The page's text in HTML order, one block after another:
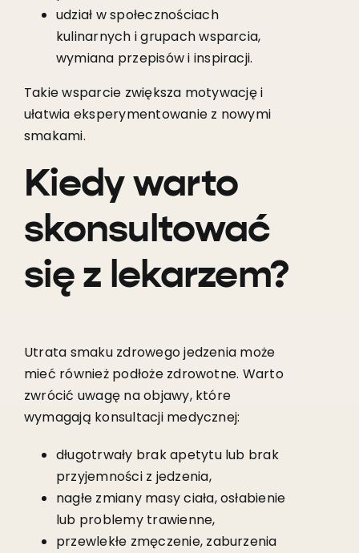
udział w społecznościach
kulinarnych i grupach wsparcia,
wymiana przepisów i inspiracji.
Takie wsparcie zwiększa motywację i
ułatwia eksperymentowanie z nowymi
smakami.
Kiedy warto
skonsultować
się z lekarzem?
Utrata smaku zdrowego jedzenia może
mieć również podłoże zdrowotne. Warto
zwrócić uwagę na objawy, które
wymagają konsultacji medycznej:
długotrwały brak apetytu lub brak
przyjemności z jedzenia,
nagłe zmiany masy ciała, osłabienie
lub problemy trawienne,
przewlekłe zmęczenie, zaburzenia